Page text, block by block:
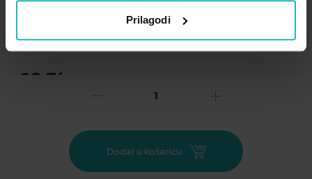
Prilagodi
Važna obavijest prema Zakonu o zaštiti potrošača..
23,76
D-ORS® je medicinski proizvod za jednokratnu uporabu u
vrećicama s praškom za oralnu suspenziju koja se priprema
Dodaj u košaricu